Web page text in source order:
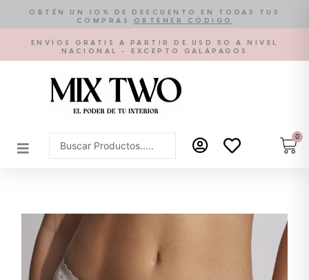
contenido
OBTÉN UN 10% DE DESCUENTO EN TODAS TUS
COMPRAS
OBTENER CÓDIGO
ENVÍOS GRATIS A PARTIR DE USD 50 A NIVEL
NACIONAL - EXCEPTO GALÁPAGOS
Search
...
0